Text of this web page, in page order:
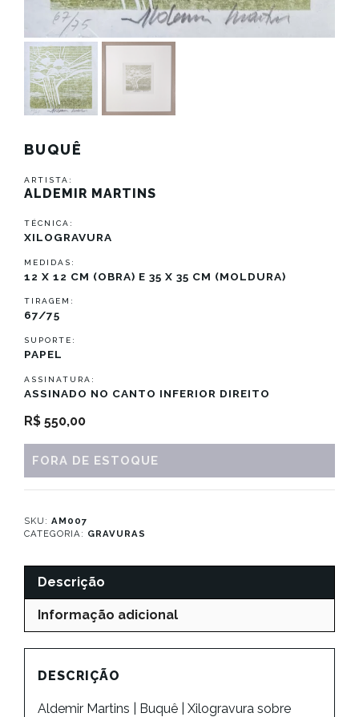
BUQUÊ
ARTISTA:
ALDEMIR MARTINS
TÉCNICA:
XILOGRAVURA
MEDIDAS:
12 X 12 CM (OBRA) E 35 X 35 CM (MOLDURA)
TIRAGEM:
67/75
SUPORTE:
PAPEL
ASSINATURA:
ASSINADO NO CANTO INFERIOR DIREITO
R$ 550,00
FORA DE ESTOQUE
SKU: AM007
CATEGORIA: GRAVURAS
Descrição
Informação adicional
DESCRIÇÃO
Aldemir Martins | Buquê | Xilogravura sobre